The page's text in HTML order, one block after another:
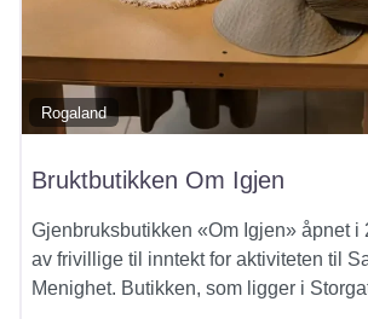
Rogaland
Bruktbutikken Om Igjen
Gjenbruksbutikken «Om Igjen» åpnet i
av frivillige til inntekt for aktiviteten til
Menighet. Butikken, som ligger i